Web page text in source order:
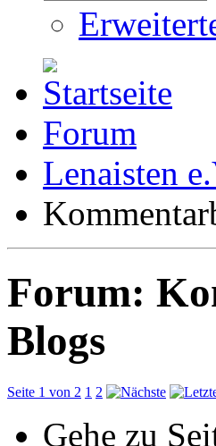
Forum
Lenaisten
Forum:
Blogs
Seite 1 von 2 1 2
Gehe zu